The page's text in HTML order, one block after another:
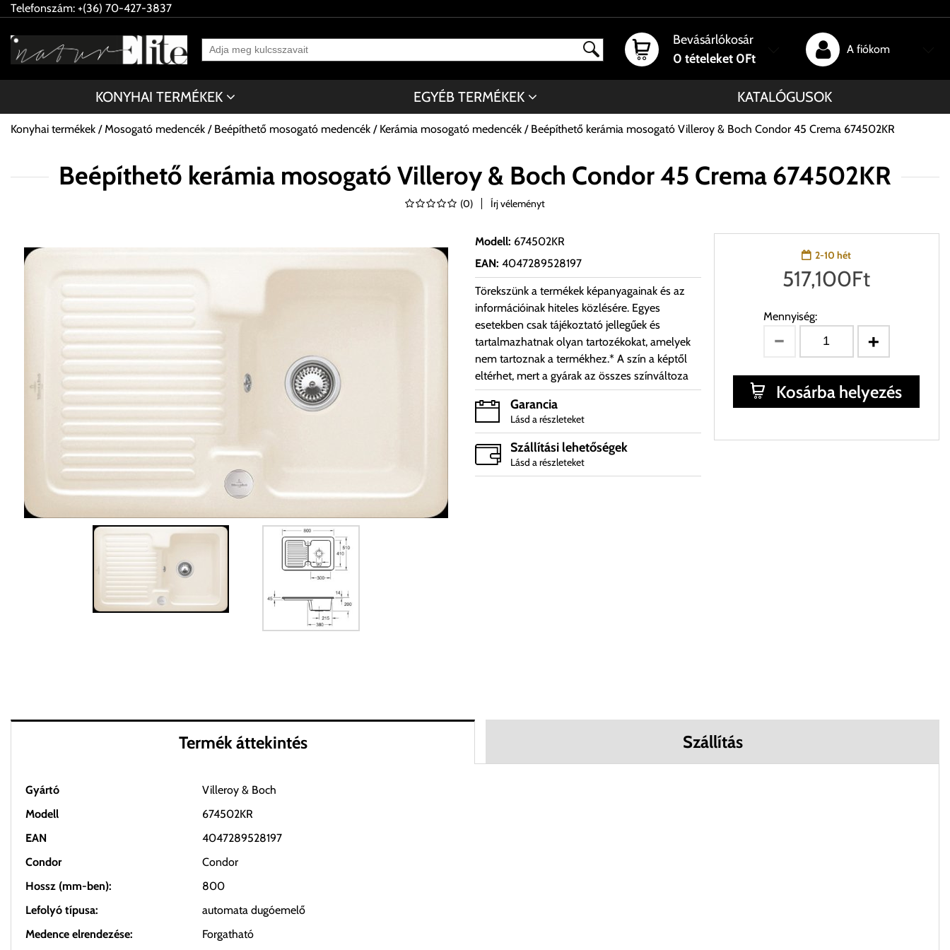
Telefonszám: +(36) 70-427-3837
Bevásárlókosár
0 tételeket 0Ft
A fiókom
KONYHAI TERMÉKEK EGYÉB TERMÉKEK KATALÓGUSOK
Konyhai termékek Mosogató medencék Beépíthető mosogató medencék Kerámia mosogató medencék Beépíthető kerámia mosogató Villeroy & Boch Condor 45 Crema 674502KR
Beépíthető kerámia mosogató Villeroy & Boch Condor 45 Crema 674502KR
(0) Írj véleményt
Modell: 674502KR
EAN: 4047289528197
Törekszünk a termékek képanyagainak és az
információinak hiteles közlésére. Egyes
esetekben csak tájékoztató jellegűek és
tartalmazhatnak olyan tartozékokat, amelyek
nem tartoznak a termékhez.* A szín a képtől
eltérhet, mert a gyárak az összes színváltoza
Garancia
Lásd a részleteket
Szállítási lehetőségek
Lásd a részleteket
2-10 hét
517,100Ft
Mennyiség:
Kosárba helyezés
Termék áttekintés Szállítás
Gyártó
Villeroy & Boch
Modell
674502KR
EAN
4047289528197
Condor
Condor
Hossz (mm-ben):
800
Lefolyó típusa:
automata dugóemelő
Medence elrendezése:
Forgatható